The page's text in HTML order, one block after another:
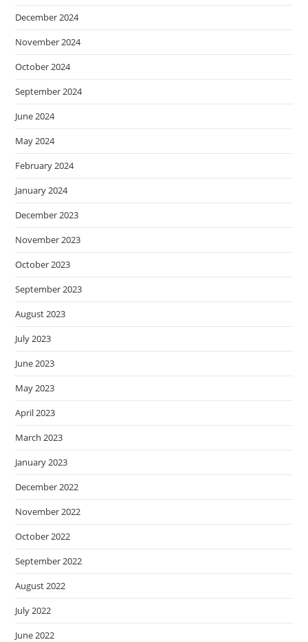
December 2024
November 2024
October 2024
September 2024
June 2024
May 2024
February 2024
January 2024
December 2023
November 2023
October 2023
September 2023
August 2023
July 2023
June 2023
May 2023
April 2023
March 2023
January 2023
December 2022
November 2022
October 2022
September 2022
August 2022
July 2022
June 2022